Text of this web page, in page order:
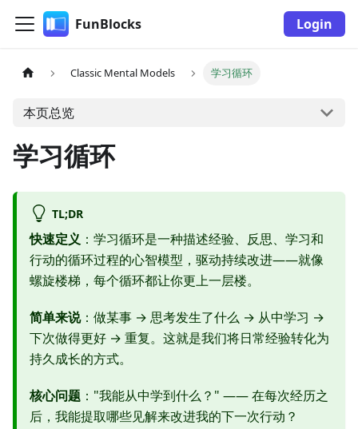
FunBlocks Login
Classic Mental Models 学习循环
本页总览
学习循环
TL;DR
快速定义 ：学习循环是一种描述经验、反思、学习和
行动的循环过程的心智模型，驱动持续改进——就像
螺旋楼梯，每个循环都让你更上一层楼。
简单来说：做某事 → 思考发生了什么 → 从中学习 →
下次做得更好 → 重复。这就是我们将日常经验转化为
持久成长的方式。
核心问题 ："我能从中学到什么？" —— 在每次经历之
后，我能提取哪些见解来改进我的下一次行动？